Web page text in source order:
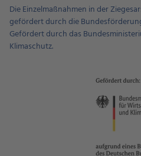
Die Einzelmaßnahmen in der
gefördert durch die
Gefördert durch das
Klimaschutz.